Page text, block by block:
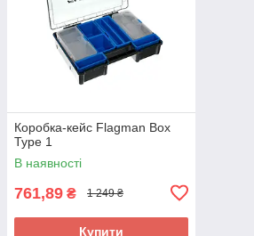
Коробка-кейс Flagman Box
Type 1
В наявності
761,89 ₴ 1 249 ₴
Купити